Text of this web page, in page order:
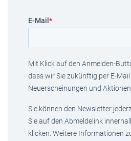
E-Mail *
Mit Klick auf den Anmelden-
dass wir Sie zukünftig per E-
Neuerscheinungen und
Sie können den Newsletter
Sie auf den Abmeldelink
klicken. Weitere Informationen